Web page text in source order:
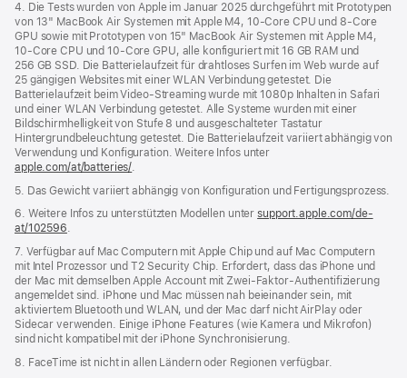
4. Die Tests wurden von Apple im Januar 2025 durchgeführt mit Prototypen
von 13" MacBook Air Systemen mit Apple M4, 10‑Core CPU und 8‑Core
GPU sowie mit Prototypen von 15" MacBook Air Systemen mit Apple M4,
10‑Core CPU und 10‑Core GPU, alle konfiguriert mit 16 GB RAM und
256 GB SSD. Die Batterielaufzeit für drahtloses Surfen im Web wurde auf
25 gängigen Websites mit einer WLAN Verbindung getestet. Die
Batterielaufzeit beim Video-Streaming wurde mit 1080p Inhalten in Safari
und einer WLAN Verbindung getestet. Alle Systeme wurden mit einer
Bildschirmhelligkeit von Stufe 8 und ausgeschalteter Tastatur
Hintergrundbeleuchtung getestet. Die Batterielaufzeit variiert abhängig von
Verwendung und Konfiguration. Weitere Infos unter
apple.com/at/batteries/.
5. Das Gewicht variiert abhängig von Konfiguration und Fertigungsprozess.
6. Weitere Infos zu unterstützten Modellen untersupport.apple.com/de-
at/102596.
7. Verfügbar auf Mac Computern mit Apple Chip und auf Mac Computern
mit Intel Prozessor und T2 Security Chip. Erfordert, dass das iPhone und
der Mac mit demselben Apple Account mit Zwei-Faktor-Authentifizierung
angemeldet sind. iPhone und Mac müssen nah beieinander sein, mit
aktiviertem Bluetooth und WLAN, und der Mac darf nicht AirPlay oder
Sidecar verwenden. Einige iPhone Features (wie Kamera und Mikrofon)
sind nicht kompatibel mit der iPhone Synchronisierung.
8. FaceTime ist nicht in allen Ländern oder Regionen verfügbar.